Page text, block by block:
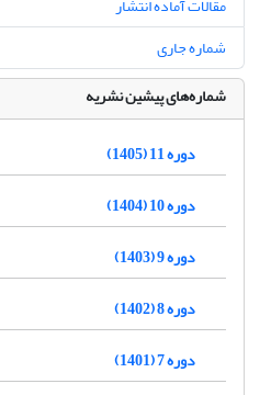
شماره جاری
شماره‌های پیشین نشریه
دوره 11 (1405)
دوره 10 (1404)
دوره 9 (1403)
دوره 8 (1402)
دوره 7 (1401)